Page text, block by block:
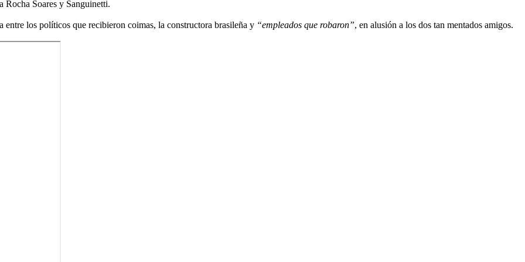
Rocha Soares y Sanguinetti.
entre los políticos que recibieron coimas, la constructora brasileña y “empleados que robaron”, en alusión a los dos tan mentados amigos.